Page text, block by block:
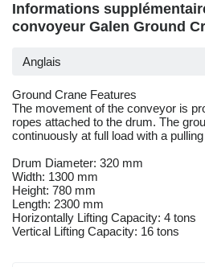
Informations
convoyeur Galen Ground
Anglais
Ground Crane Features
The movement of the conveyor is
ropes attached to the drum. The
continuously at full load with a
Drum Diameter: 320 mm
Width: 1300 mm
Height: 780 mm
Length: 2300 mm
Horizontally Lifting Capacity: 4 tons
Vertical Lifting Capacity: 16 tons